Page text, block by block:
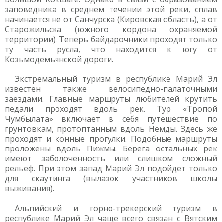
заповедника в среднем течении этой реки, сплав
начинается не от Санчурска (Кировская область), а от
Старожильска (южного кордона охраняемой
территории). Теперь байдарочники проходят только
ту часть русла, что находится к югу от
Козьмодемьянской дороги.
Экстремальный туризм в республике Марий Эл
известен также велосипедно-палаточными
заездами. Главные маршруты любителей крутить
педали проходят вдоль рек. Тур «Тропой
Чумбылата» включает в себя путешествие по
грунтовкам, протоптанным вдоль Немды. Здесь же
проходят и конные прогулки. Подобные маршруты
проложены вдоль Пижмы. Берега остальных рек
имеют заболоченность или слишком сложный
рельеф. При этом запад Марий Эл подойдет только
для скаутинга (вылазок участников школы
выживания).
Альпийский и горно-трекерский туризм в
республике Марий Эл чаще всего связан с Вятским